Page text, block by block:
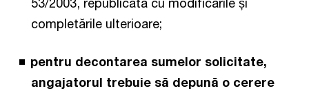
53/2003, republicată cu modificările și
completările ulterioare;
pentru decontarea sumelor solicitate,
angajatorul trebuie să depună o cerere